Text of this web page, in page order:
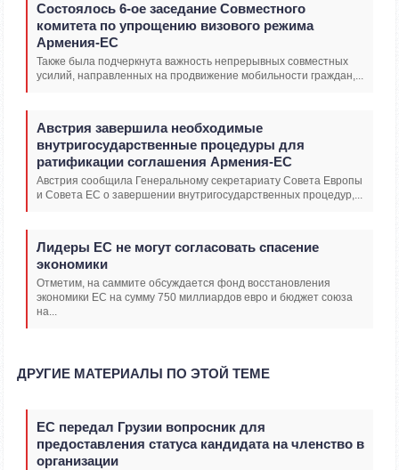
Состоялось 6-ое заседание Совместного
комитета по упрощению визового режима
Армения-ЕС
Также была подчеркнута важность непрерывных совместных
усилий, направленных на продвижение мобильности граждан,...
Австрия завершила необходимые
внутригосударственные процедуры для
ратификации соглашения Армения-ЕС
Австрия сообщила Генеральному секретариату Совета Европы
и Совета ЕС о завершении внутригосударственных процедур,...
Лидеры ЕС не могут согласовать спасение
экономики
Отметим, на саммите обсуждается фонд восстановления
экономики ЕС на сумму 750 миллиардов евро и бюджет союза
на...
ДРУГИЕ МАТЕРИАЛЫ ПО ЭТОЙ ТЕМЕ
ЕС передал Грузии вопросник для
предоставления статуса кандидата на членство в
организации